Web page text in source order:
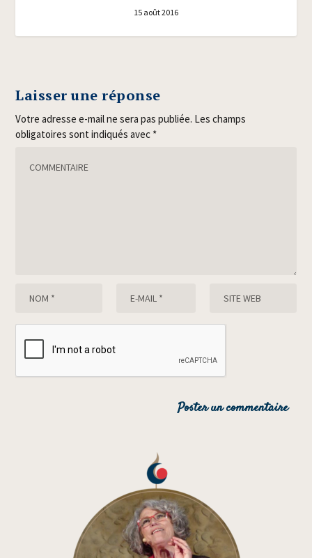
15 août 2016
Laisser une réponse
Votre adresse e-mail ne sera pas publiée. Les champs
obligatoires sont indiqués avec *